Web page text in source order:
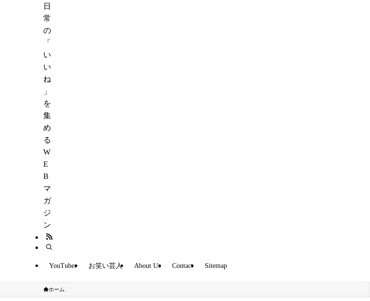
日
常
の
「
い
い
ね
」
を
集
め
る
W
E
B
マ
ガ
ジ
ン
YouTuber お笑い芸人 About Us Contact Sitemap
ホーム